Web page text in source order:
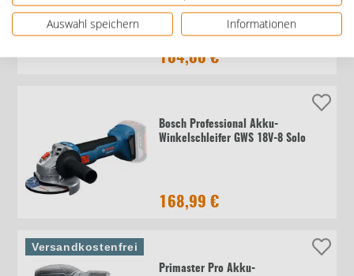
104,00 €
Bosch Professional Akku-
Winkelschleifer GWS 18V-8 Solo
168,99 €
Primaster Pro Akku-
Versandkostenfrei
Auswahl speichern
Informationen